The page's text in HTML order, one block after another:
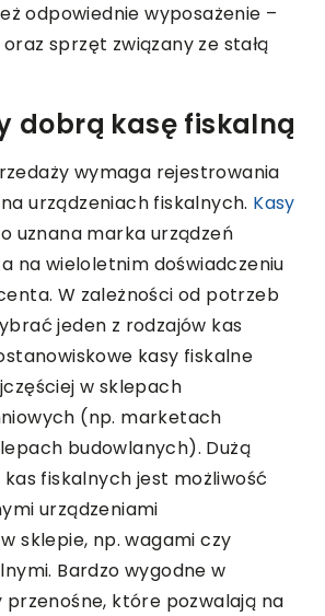
odpowiednie wyposażenie –
sprzęt związany ze stałą
dobrą kasę fiskalną
wymaga rejestrowania
urządzeniach fiskalnych. Kasy
uznana marka urządzeń
na wieloletnim doświadczeniu
W zależności od potrzeb
jeden z rodzajów kas
kasy fiskalne
w sklepach
(np. marketach
budowlanych). Dużą
fiskalnych jest możliwość
urządzeniami
sklepie, np. wagami czy
Bardzo wygodne w
przenośne, które pozwalają na